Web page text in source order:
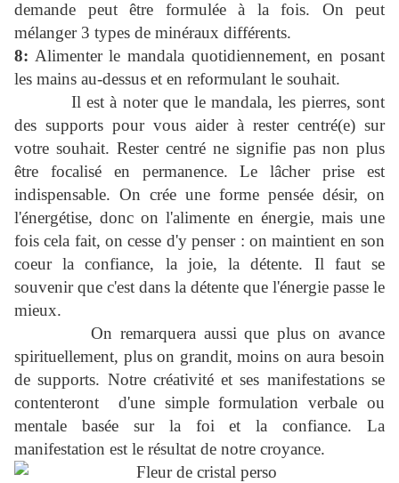
demande peut être formulée à la fois. On peut
mélanger 3 types de minéraux différents.
8: Alimenter le mandala quotidiennement, en posant
les mains au-dessus et en reformulant le souhait.
Il est à noter que le mandala, les pierres, sont
des supports pour vous aider à rester centré(e) sur
votre souhait. Rester centré ne signifie pas non plus
être focalisé en permanence. Le lâcher prise est
indispensable. On crée une forme pensée désir, on
l'énergétise, donc on l'alimente en énergie, mais une
fois cela fait, on cesse d'y penser : on maintient en son
coeur la confiance, la joie, la détente. Il faut se
souvenir que c'est dans la détente que l'énergie passe le
mieux.
On remarquera aussi que plus on avance
spirituellement, plus on grandit, moins on aura besoin
de supports. Notre créativité et ses manifestations se
contenteront d'une simple formulation verbale ou
mentale basée sur la foi et la confiance. La
manifestation est le résultat de notre croyance.